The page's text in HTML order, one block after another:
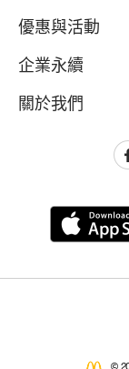
優惠與活動
企業永續
關於我們